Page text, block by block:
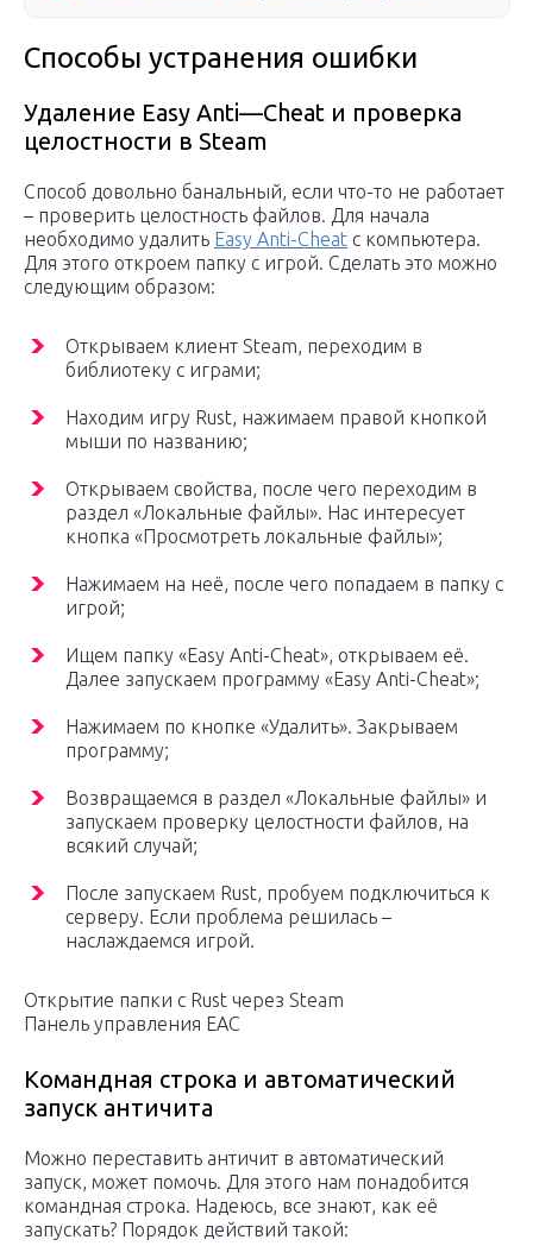
Способы устранения ошибки
Удаление Easy Anti—Cheat и проверка
целостности в Steam
Способ довольно банальный, если что-то не работает
– проверить целостность файлов. Для начала
необходимо удалить Easy Anti-Cheat с компьютера.
Для этого откроем папку с игрой. Сделать это можно
следующим образом:
Открываем клиент Steam, переходим в
библиотеку с играми;
Находим игру Rust, нажимаем правой кнопкой
мыши по названию;
Открываем свойства, после чего переходим в
раздел «Локальные файлы». Нас интересует
кнопка «Просмотреть локальные файлы»;
Нажимаем на неё, после чего попадаем в папку с
игрой;
Ищем папку «Easy Anti-Cheat», открываем её.
Далее запускаем программу «Easy Anti-Cheat»;
Нажимаем по кнопке «Удалить». Закрываем
программу;
Возвращаемся в раздел «Локальные файлы» и
запускаем проверку целостности файлов, на
всякий случай;
После запускаем Rust, пробуем подключиться к
серверу. Если проблема решилась –
наслаждаемся игрой.
Открытие папки с Rust через Steam
Панель управления EAC
Командная строка и автоматический
запуск античита
Можно переставить античит в автоматический
запуск, может помочь. Для этого нам понадобится
командная строка. Надеюсь, все знают, как её
запускать? Порядок действий такой: